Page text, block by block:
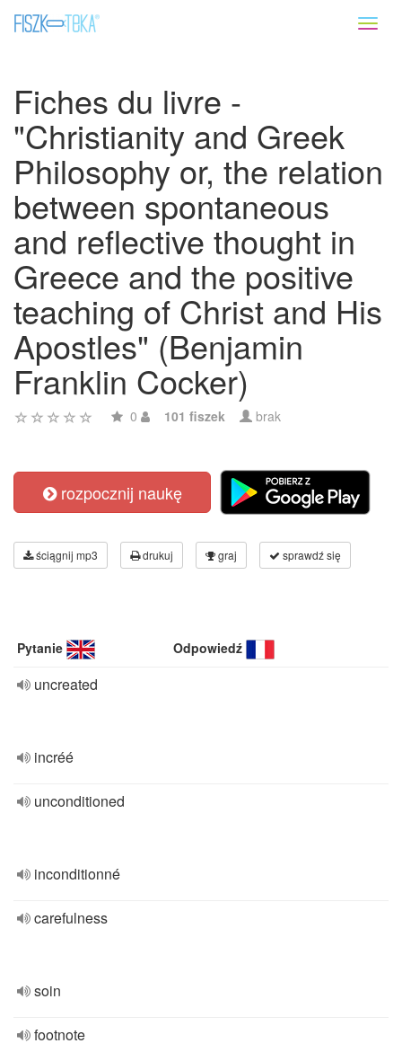
Fiches du livre -
"Christianity and Greek
Philosophy or, the relation
between spontaneous
and reflective thought in
Greece and the positive
teaching of Christ and His
Apostles" (Benjamin
Franklin Cocker)
0 101 fiszek brak
rozpocznij naukę
ściągnij mp3 drukuj graj sprawdź się
Pytanie Odpowiedź
uncreated
incréé
unconditioned
inconditionné
carefulness
soin
footnote